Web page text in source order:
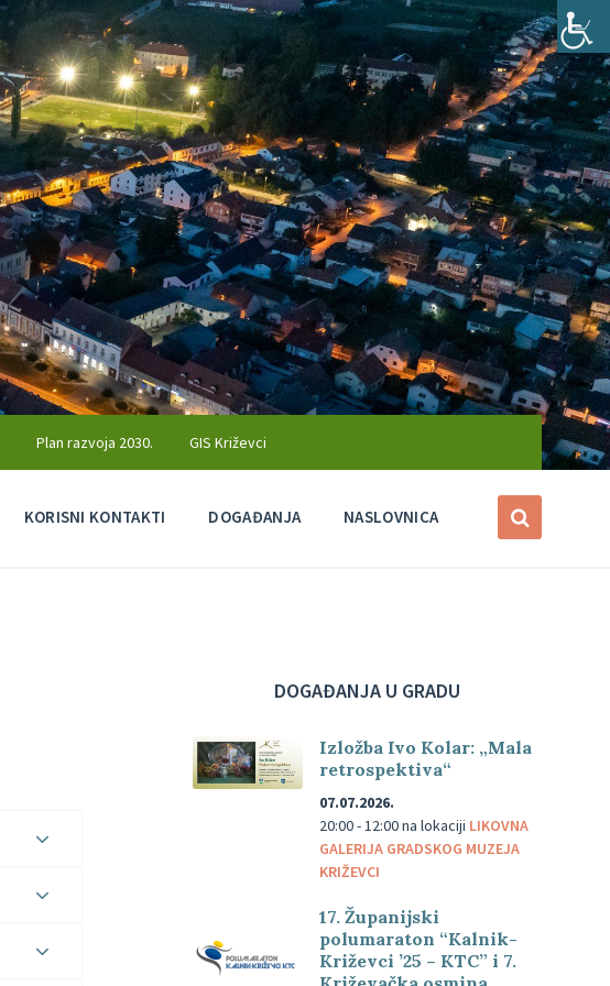
Plan razvoja 2030. GIS Križevci
KORISNI KONTAKTI DOGAĐANJA NASLOVNICA
DOGAĐANJA U GRADU
Izložba Ivo Kolar: „Mala
retrospektiva“
07.07.2026.
20:00 - 12:00na lokaciji LIKOVNA
GALERIJA GRADSKOG MUZEJA
KRIŽEVCI
17. Županijski
polumaraton “Kalnik-
Križevci ’25 – KTC” i 7.